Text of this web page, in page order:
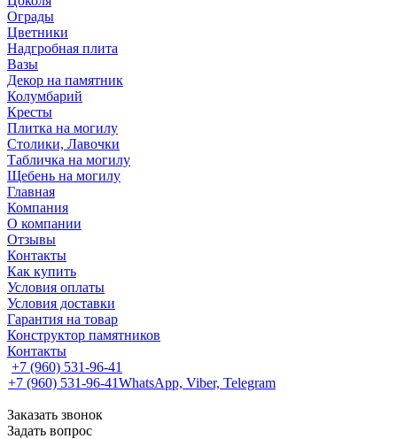
Ограды
Цветники
Надгробная плита
Вазы
Декор на памятник
Колумбарий
Кресты
Плитка на могилу
Столики, Лавочки
Табличка на могилу
Щебень на могилу
Главная
Компания
О компании
Отзывы
Контакты
Как купить
Условия оплаты
Условия доставки
Гарантия на товар
Конструктор памятников
Контакты
+7 (960) 531-96-41
+7 (960) 531-96-41WhatsApp, Viber, Telegram
Заказать звонок
Задать вопрос